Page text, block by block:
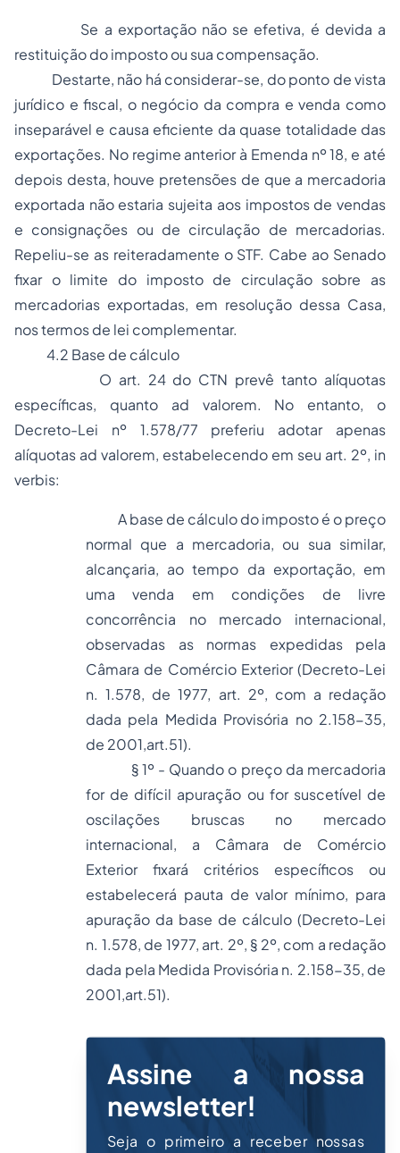
Se a exportação não se efetiva, é devida a
restituição do imposto ou sua compensação.
Destarte, não há considerar-se, do ponto de vista
jurídico e fiscal, o negócio da compra e venda como
inseparável e causa eficiente da quase totalidade das
exportações. No regime anterior à Emenda nº 18, e até
depois desta, houve pretensões de que a mercadoria
exportada não estaria sujeita aos impostos de vendas
e consignações ou de circulação de mercadorias.
Repeliu-se as reiteradamente o STF. Cabe ao Senado
fixar o limite do imposto de circulação sobre as
mercadorias exportadas, em resolução dessa Casa,
nos termos de lei complementar.
4.2 Base de cálculo
O art. 24 do CTN prevê tanto alíquotas
específicas, quanto ad valorem. No entanto, o
Decreto-Lei nº 1.578/77 preferiu adotar apenas
alíquotas ad valorem, estabelecendo em seu art. 2º, in
verbis:
A base de cálculo do imposto é o preço
normal que a mercadoria, ou sua similar,
alcançaria, ao tempo da exportação, em
uma venda em condições de livre
concorrência no mercado internacional,
observadas as normas expedidas pela
Câmara de Comércio Exterior (Decreto-Lei
n. 1.578, de 1977, art. 2º, com a redação
dada pela Medida Provisória no 2.158-35,
de 2001,art.51).
§ 1º - Quando o preço da mercadoria
for de difícil apuração ou for suscetível de
oscilações bruscas no mercado
internacional, a Câmara de Comércio
Exterior fixará critérios específicos ou
estabelecerá pauta de valor mínimo, para
apuração da base de cálculo (Decreto-Lei
n. 1.578, de 1977, art. 2º, § 2º, com a redação
dada pela Medida Provisória n. 2.158-35, de
2001,art.51).
Assine a nossa
newsletter!
Seja o primeiro a receber nossas